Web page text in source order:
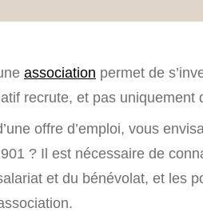
association permet de
recrute, et pas uniquement
offre d’emploi, vous
? Il est nécessaire de
et du bénévolat, et les